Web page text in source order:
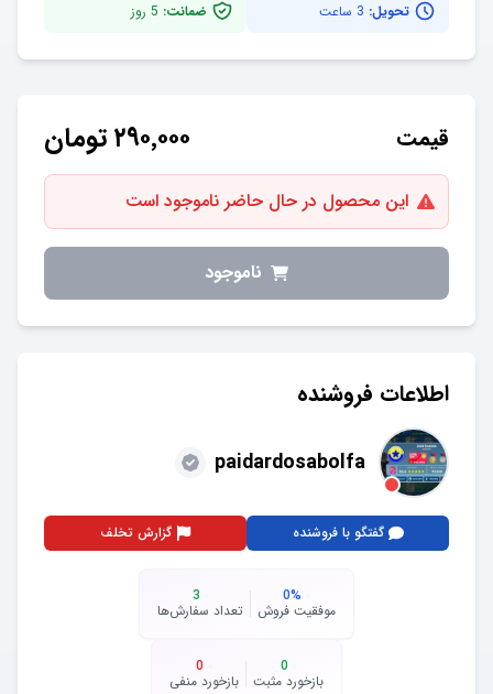
تحویل: 3 ساعت ضمانت: 5 روز
قیمت ۲۹۰٬۰۰۰تومان
این محصول در حال حاضر ناموجود است
ناموجود
اطلاعات فروشنده
paidardosabolfa
گفتگو با فروشنده گزارش تخلف
0%
موفقیت فروش
3
تعداد سفارش‌ها
0
بازخورد مثبت
0
بازخورد منفی